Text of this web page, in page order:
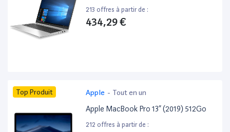
213 offres à partir de :
434,29 €
Top Produit Apple - Tout en un
Apple MacBook Pro 13” (2019) 512Go
212 offres à partir de :